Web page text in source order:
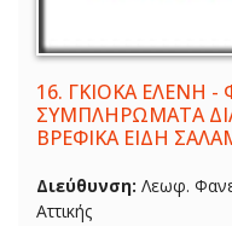
16. ΓΚΙΟΚΑ ΕΛΕΝΗ -
ΣΥΜΠΛΗΡΩΜΑΤΑ
ΒΡΕΦΙΚΑ ΕΙΔΗ
Διεύθυνση: Λεωφ.
Αττικής